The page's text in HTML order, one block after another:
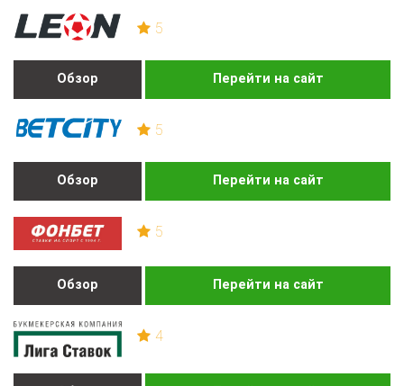
5
Обзор Перейти на сайт
5
Обзор Перейти на сайт
5
Обзор Перейти на сайт
4